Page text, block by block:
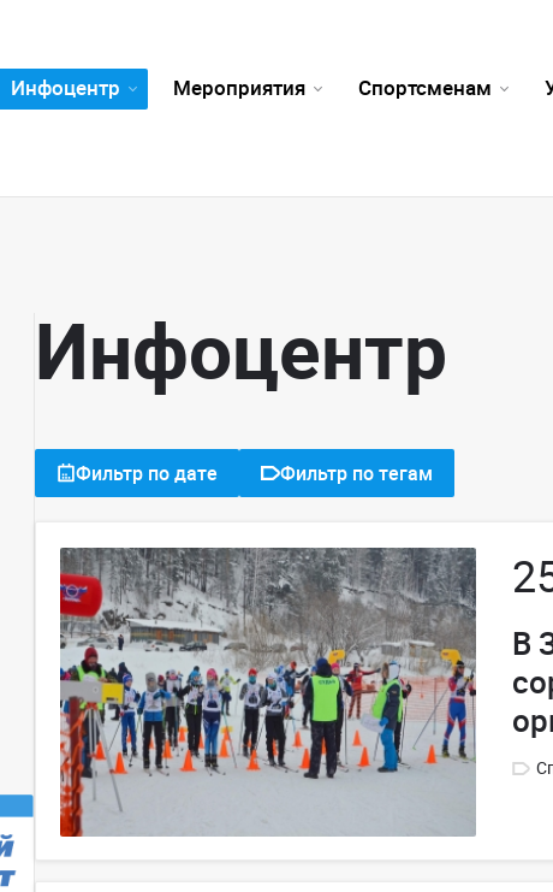
Инфоцентр Мероприятия Спортсменам
Инфоцентр
Фильтр по дате Фильтр по тегам
В